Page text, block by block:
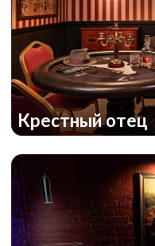
Крестный отец